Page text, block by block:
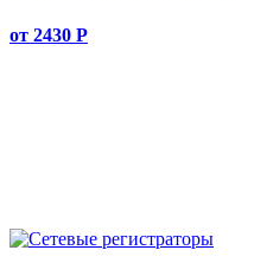
от 2430 Р